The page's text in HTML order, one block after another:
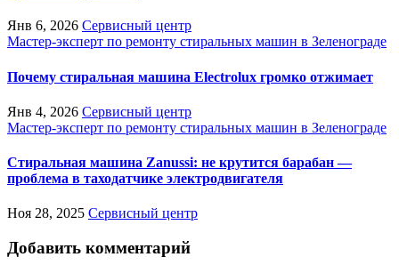
Янв 6, 2026 Сервисный центр
Мастер-эксперт по ремонту стиральных машин в Зеленограде
Почему стиральная машина Electrolux громко отжимает
Янв 4, 2026 Сервисный центр
Мастер-эксперт по ремонту стиральных машин в Зеленограде
Стиральная машина Zanussi: не крутится барабан —
проблема в таходатчике электродвигателя
Ноя 28, 2025 Сервисный центр
Добавить комментарий